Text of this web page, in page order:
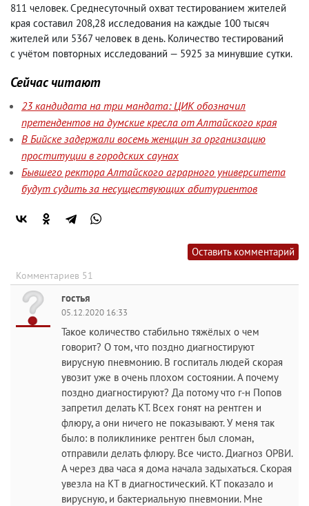
811 человек. Среднесуточный охват тестированием жителей
края составил 208,28 исследования на каждые 100 тысяч
жителей или 5367 человек в день. Количество тестирований
с учётом повторных исследований — 5925 за минувшие сутки.
Сейчас читают
23 кандидата на три мандата: ЦИК обозначил
претендентов на думские кресла от Алтайского края
В Бийске задержали восемь женщин за организацию
проституции в городских саунах
Бывшего ректора Алтайского аграрного университета
будут судить за несуществующих абитуриентов
Оставить комментарий
Комментариев 51
гостья
05.12.2020 16:33
Такое количество стабильно тяжёлых о чем
говорит? О том, что поздно диагностируют
вирусную пневмонию. В госпиталь людей скорая
увозит уже в очень плохом состоянии. А почему
поздно диагностируют? Да потому что г-н Попов
запретил делать КТ. Всех гонят на рентген и
флюру, а они ничего не показывают. У меня так
было: в поликлинике рентген был сломан,
отправили делать флюру. Все чисто. Диагноз ОРВИ.
А через два часа я дома начала задыхаться. Скорая
увезла на КТ в диагностический. КТ показало и
вирусную, и бактериальную пневмонии. Мне